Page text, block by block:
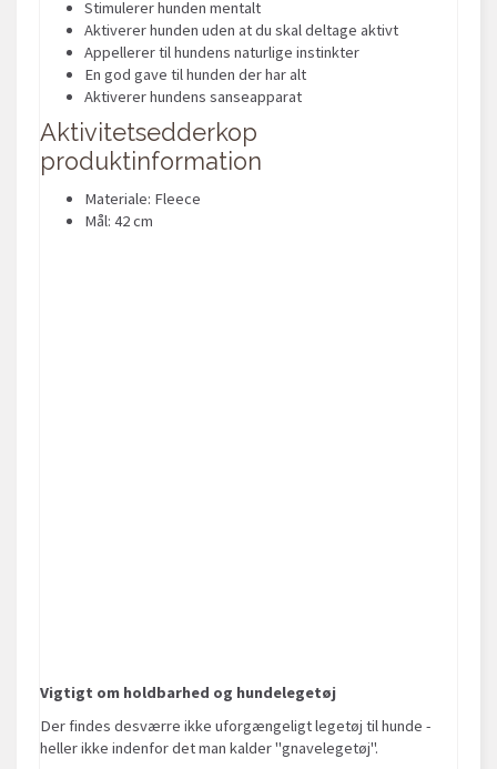
Stimulerer hunden mentalt
Aktiverer hunden uden at du skal deltage aktivt
Appellerer til hundens naturlige instinkter
En god gave til hunden der har alt
Aktiverer hundens sanseapparat
Aktivitetsedderkop
produktinformation
Materiale: Fleece
Mål: 42 cm
Vigtigt om holdbarhed og hundelegetøj
Der findes desværre ikke uforgængeligt legetøj til hunde -
heller ikke indenfor det man kalder "gnavelegetøj".